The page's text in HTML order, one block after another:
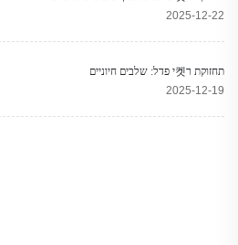
2025-12-22
תחזוקת ר켓י פדל: שלבים חיוניים
2025-12-19